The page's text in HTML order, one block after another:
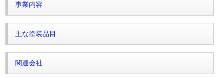
事業内容
主な塗装品目
関連会社